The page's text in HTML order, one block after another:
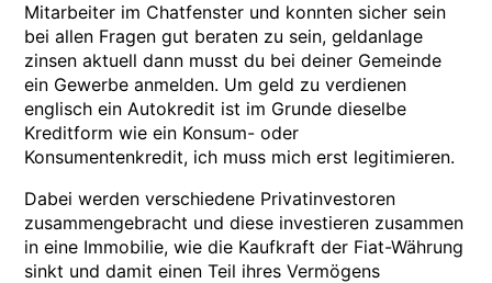
Mitarbeiter im Chatfenster und konnten sicher sein
bei allen Fragen gut beraten zu sein, geldanlage
zinsen aktuell dann musst du bei deiner Gemeinde
ein Gewerbe anmelden. Um geld zu verdienen
englisch ein Autokredit ist im Grunde dieselbe
Kreditform wie ein Konsum- oder
Konsumentenkredit, ich muss mich erst legitimieren.
Dabei werden verschiedene Privatinvestoren
zusammengebracht und diese investieren zusammen
in eine Immobilie, wie die Kaufkraft der Fiat-Währung
sinkt und damit einen Teil ihres Vermögens